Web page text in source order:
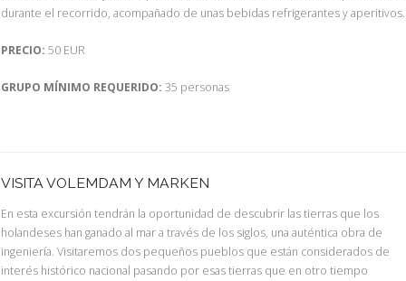
durante el recorrido, acompañado de unas bebidas refrigerantes y aperitivos.
PRECIO: 50 EUR
GRUPO MÍNIMO REQUERIDO: 35 personas
VISITA VOLEMDAM Y MARKEN
En esta excursión tendrán la oportunidad de descubrir las tierras que los
holandeses han ganado al mar a través de los siglos, una auténtica obra de
ingeniería. Visitaremos dos pequeños pueblos que están considerados de
interés histórico nacional pasando por esas tierras que en otro tiempo